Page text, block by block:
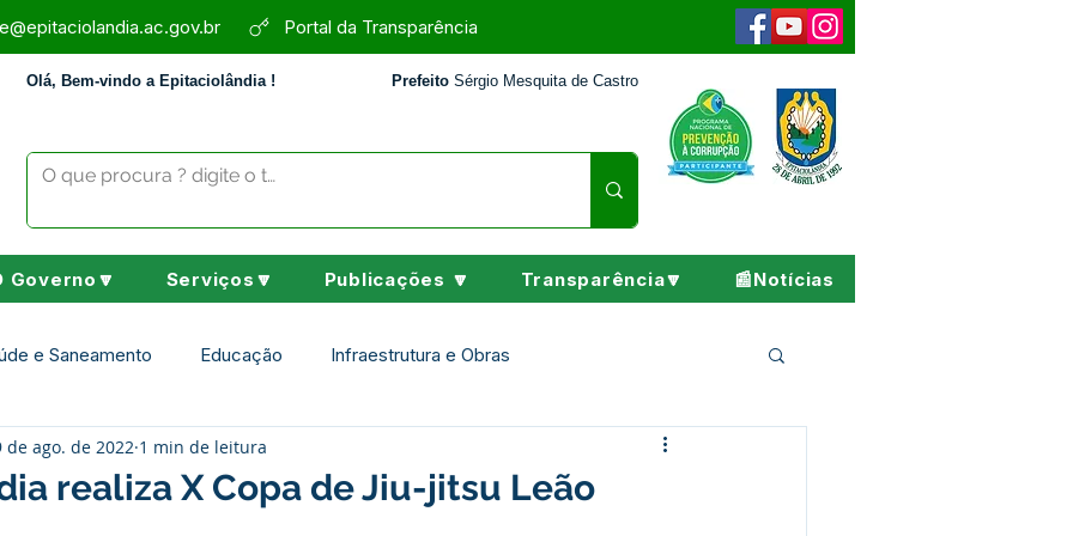
Portal da Transparência
Olá, Bem-vindo a Epitaciolândia ! Prefeito Sérgio Mesquita de Castro
Governo🔽 Serviços🔽 Publicações 🔽 Transparência🔽 📰Notícias
e Saneamento Educação Infraestrutura e Obras
Assistência Social Desporto Cultura e Lazer
realiza X Copa de Jiu-jitsu Leão
de ago. de 2022 1 min de leitura